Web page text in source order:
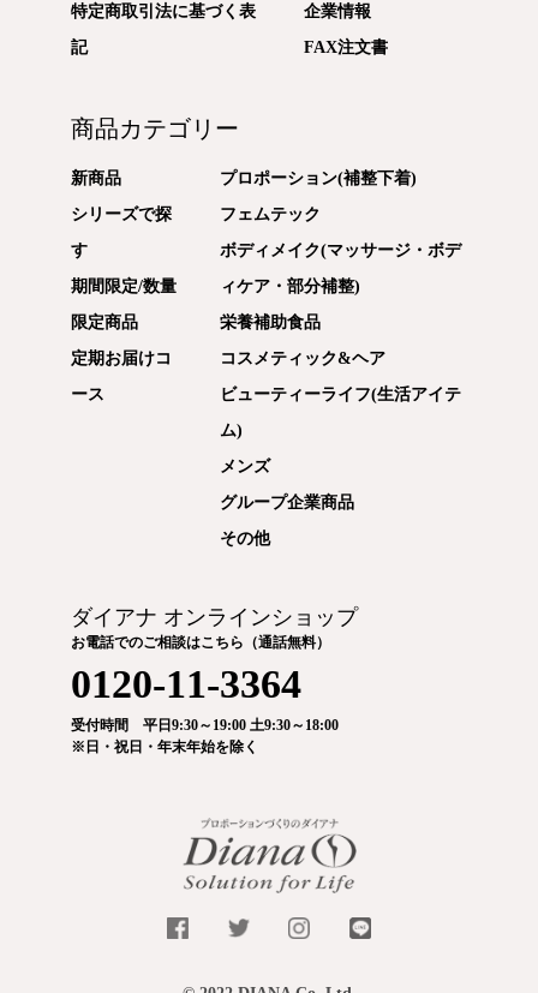
特定商取引法に基づく表
記
企業情報
FAX注文書
商品カテゴリー
新商品
シリーズで探
す
期間限定/数量
限定商品
定期お届けコ
ース
プロポーション(補整下着)
フェムテック
ボディメイク(マッサージ・ボデ
ィケア・部分補整)
栄養補助食品
コスメティック&ヘア
ビューティーライフ(生活アイテ
ム)
メンズ
グループ企業商品
その他
ダイアナ オンラインショップ
お電話でのご相談はこちら（通話無料）
0120-11-3364
受付時間 平日9:30～19:00 土9:30～18:00
※日・祝日・年末年始を除く